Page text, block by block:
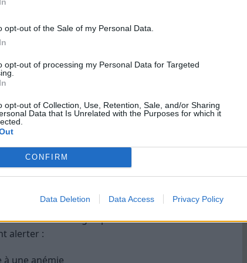
opt-out of the Sale of my Personal Data.
opt-out of processing my Personal Data for Targeted
opt-out of Collection, Use, Retention, Sale, and/or Sharing
Data that Is Unrelated with the Purposes for which it
CONFIRM
Data Deletion Data Access Privacy Policy
importants.
perturber l’équilibre hormonal et influencer
saignements.
ou la prise de poids rapide peut perturber le
abondante ?
d’un flux normal. Une règle est
nécessite de changer de protection hygiénique
total de sang dépasse 80 ml. Certains
alerter :
à une anémie